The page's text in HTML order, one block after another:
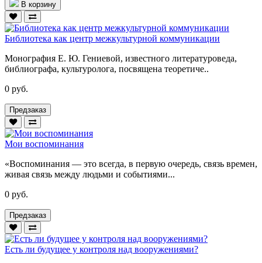
В корзину
Библиотека как центр межкультурной коммуникации
Монография Е. Ю. Гениевой, известного литературоведа,
библиографа, культуролога, посвящена теоретиче..
0 руб.
Предзаказ
Мои воспоминания
«Воспоминания — это всегда, в первую очередь, связь времен,
живая связь между людьми и событиями...
0 руб.
Предзаказ
Есть ли будущее у контроля над вооружениями?